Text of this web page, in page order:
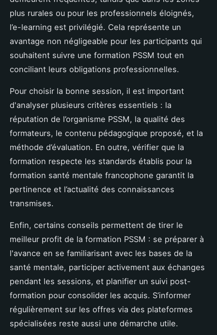
plus rurales ou pour les professionnels éloignés,
l’e-learning est privilégié. Cela représente un
avantage non négligeable pour les participants qui
souhaitent suivre une formation PSSM tout en
conciliant leurs obligations professionnelles.
Pour choisir la bonne session, il est important
d'analyser plusieurs critères essentiels : la
réputation de l’organisme PSSM, la qualité des
formateurs, le contenu pédagogique proposé, et la
méthode d’évaluation. En outre, vérifier que la
formation respecte les standards établis pour la
formation santé mentale francophone garantit la
pertinence et l’actualité des connaissances
transmises.
Enfin, certains conseils permettent de tirer le
meilleur profit de la formation PSSM : se préparer à
l'avance en se familiarisant avec les bases de la
santé mentale, participer activement aux échanges
pendant les sessions, et planifier un suivi post-
formation pour consolider les acquis. S’informer
régulièrement sur les offres via des plateformes
spécialisées reste aussi une démarche utile.